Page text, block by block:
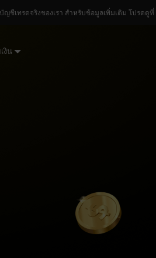
ชีเทรดจริงของเรา สำหรับข้อมูลเพิ่มเติม โปรดดูที่
งิน